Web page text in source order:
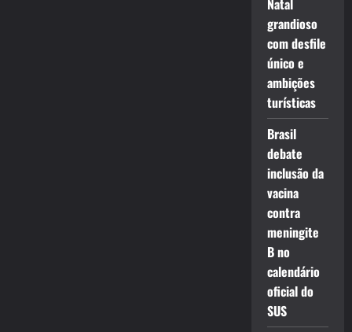
Natal
grandioso
com desfile
único e
ambições
turísticas
Brasil
debate
inclusão da
vacina
contra
meningite
B no
calendário
oficial do
SUS